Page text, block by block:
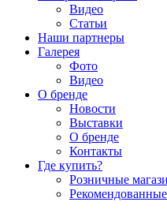
Видео
Статьи
Наши партнеры
Галерея
Фото
Видео
О бренде
Новости
Выставки
О бренде
Контакты
Где купить?
Розничные